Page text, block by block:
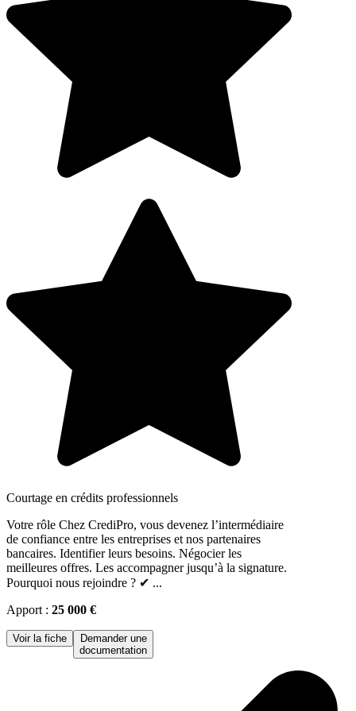
Courtage en crédits professionnels
Votre rôle Chez CrediPro, vous devenez l’intermédiaire
de confiance entre les entreprises et nos partenaires
bancaires. Identifier leurs besoins. Négocier les
meilleures offres. Les accompagner jusqu’à la signature.
Pourquoi nous rejoindre ? ✔ ...
Apport : 25 000 €
Voir la fiche
Demander une
documentation